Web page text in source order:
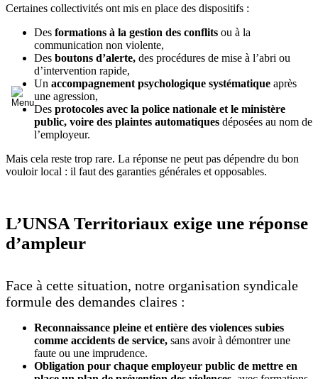
Certaines collectivités ont mis en place des dispositifs :
Des formations à la gestion des conflits ou à la
communication non violente,
Des boutons d’alerte, des procédures de mise à l’abri ou
d’intervention rapide,
Un accompagnement psychologique systématique après
une agression,
Des protocoles avec la police nationale et le ministère
public, voire des plaintes automatiques déposées au nom de
l’employeur.
Mais cela reste trop rare. La réponse ne peut pas dépendre du bon
vouloir local : il faut des garanties générales et opposables.
L’UNSA Territoriaux exige une réponse
d’ampleur
Face à cette situation, notre organisation syndicale
formule des demandes claires :
Reconnaissance pleine et entière des violences subies
comme accidents de service, sans avoir à démontrer une
faute ou une imprudence.
Obligation pour chaque employeur public de mettre en